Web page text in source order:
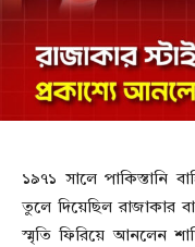
১৯৭১ সালে পাকিস্তানি
তুলে দিয়েছিল রাজাকার
স্মৃতি ফিরিয়ে আনলেন